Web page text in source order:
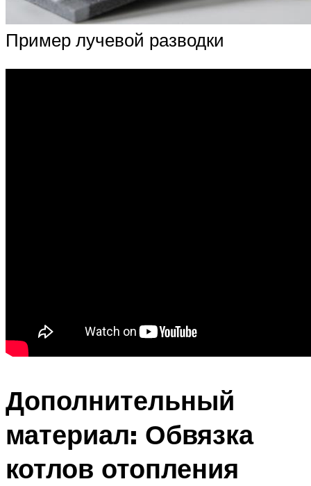
Пример лучевой разводки
Дополнительный
материал: Обвязка
котлов отопления